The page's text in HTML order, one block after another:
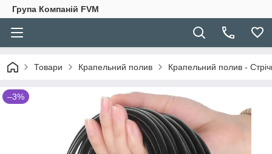
Група Компаній FVM
Товари Крапельний полив Крапельний полив -
–3%